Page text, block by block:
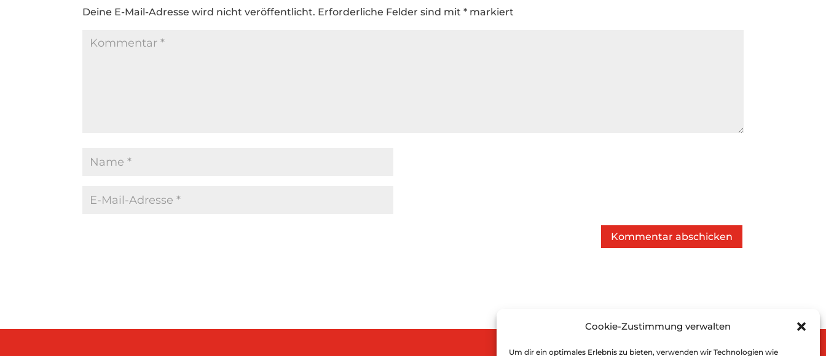
Cookie-Zustimmung verwalten
Um dir ein optimales Erlebnis zu bieten, verwenden wir Technologien wie
Deine E-Mail-Adresse wird nicht veröffentlicht. Erforderliche Felder sind mit* markiert
Kommentar abschicken